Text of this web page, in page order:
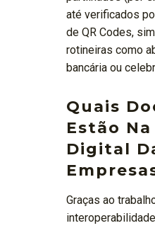
até verificados
de QR Codes,
rotineiras como
bancária ou
Quais
Estão
Digital
Graças ao